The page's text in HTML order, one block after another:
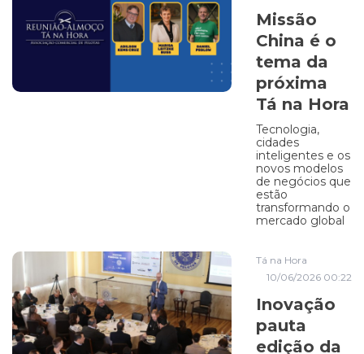
Missão
China é o
tema da
próxima
Tá na Hora
Tecnologia,
cidades
inteligentes e os
novos modelos
de negócios que
estão
transformando o
mercado global
Tá na Hora
10/06/2026 00:22
Inovação
pauta
edição da